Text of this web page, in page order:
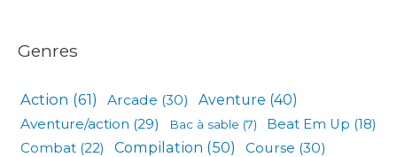
Genres
Action (61) Arcade (30) Aventure (40)
Aventure/action (29) Bac à sable (7) Beat Em Up (18)
Combat (22) Compilation (50) Course (30)